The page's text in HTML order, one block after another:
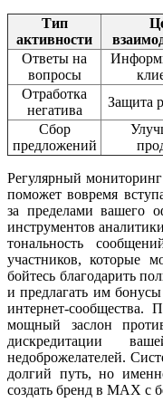
Тип
активности
Ответы на
вопросы
Отработка
негатива
Защита
Сбор
предложений
Регулярный
поможет вовремя
за пределами вашего
инструментов
тональность
участников, которые
бойтесь благодарить
и предлагать им
интернет-сообщества.
мощный заслон
дискредитации
недоброжелателей.
долгий путь, но
создать бренд в MAX с